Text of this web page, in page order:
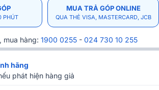
PHÚT
MUA TRẢ GÓP ONLINE
QUA THẺ VISA, MASTERCARD, JCB
mua hàng: 1900 0255 - 024 730 10 255
hãng
phát hiện hàng giả